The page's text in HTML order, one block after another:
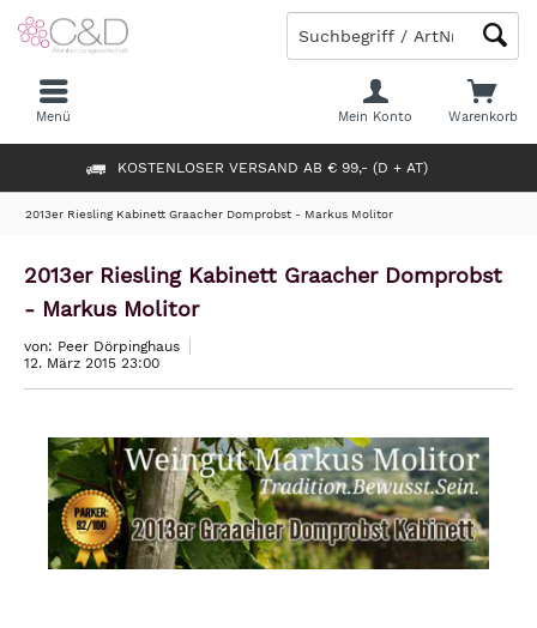
KOSTENLOSER VERSAND AB € 99,- (D + AT)
Warenkorb
Mein Konto
Menü
2013er Riesling Kabinett Graacher Domprobst - Markus Molitor
2013er Riesling Kabinett Graacher Domprobst
- Markus Molitor
von: Peer Dörpinghaus
12. März 2015 23:00